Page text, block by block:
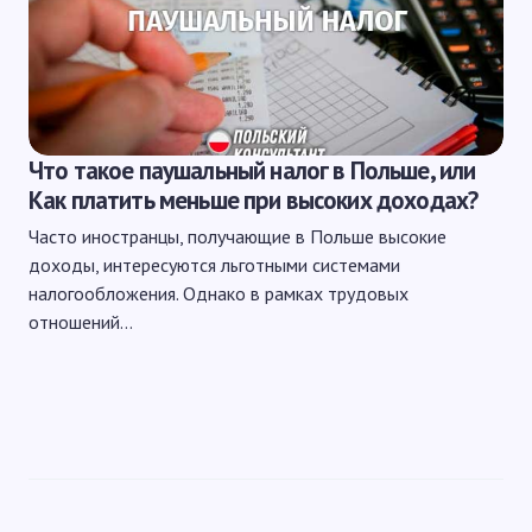
Что такое паушальный налог в Польше, или
Как платить меньше при высоких доходах?
Часто иностранцы, получающие в Польше высокие
доходы, интересуются льготными системами
налогообложения. Однако в рамках трудовых
отношений…